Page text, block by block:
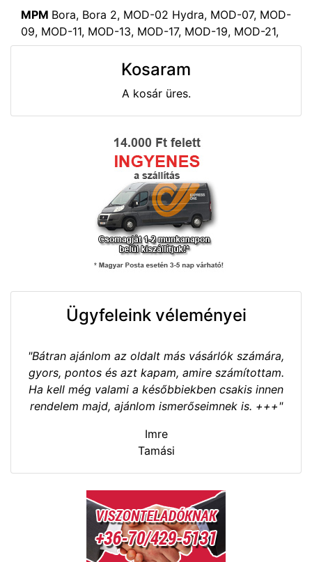
MPM Bora, Bora 2, MOD-02 Hydra, MOD-07, MOD-
09, MOD-11, MOD-13, MOD-17, MOD-19, MOD-21,
Kosaram
A kosár üres.
Ügyfeleink véleményei
"Bátran ajánlom az oldalt más vásárlók számára,
gyors, pontos és azt kapam, amire számítottam.
Ha kell még valami a későbbiekben csakis innen
rendelem majd, ajánlom ismerőseimnek is. +++"
Imre
Tamási